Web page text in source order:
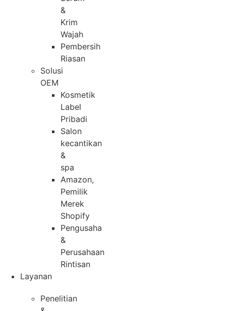
&
Krim
Wajah
Pembersih
Riasan
Solusi
OEM
Kosmetik
Label
Pribadi
Salon
kecantikan
&
spa
Amazon,
Pemilik
Merek
Shopify
Pengusaha
&
Perusahaan
Rintisan
Layanan
Penelitian